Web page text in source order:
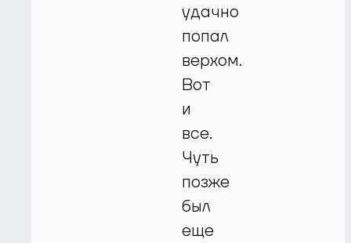
удачно
попал
верхом.
Вот
и
все.
Чуть
позже
был
еще